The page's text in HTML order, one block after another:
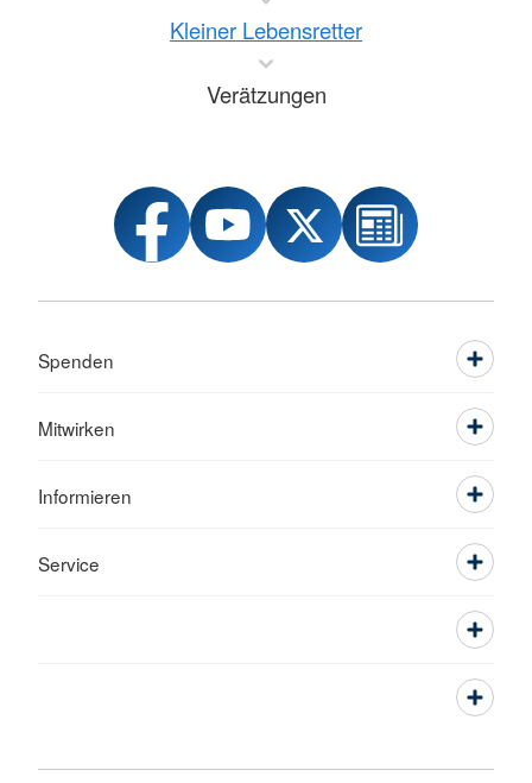
Kleiner Lebensretter
Verätzungen
Spenden
Mitwirken
Informieren
Service